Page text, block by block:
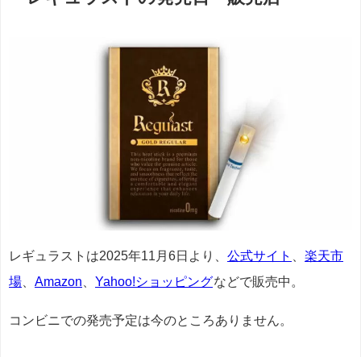
レギュラストは2025年11月6日より、 公式サイト
楽天市
場
Amazon Yahoo!ショッピングなどで販売中。
コンビニでの発売予定は今のところありません。